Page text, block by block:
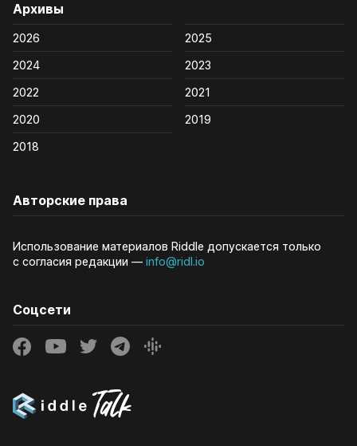
Архивы
2026
2025
2024
2023
2022
2021
2020
2019
2018
Авторские права
Использование материалов Riddle допускается только
с согласия редакции — info@ridl.io
Соцсети